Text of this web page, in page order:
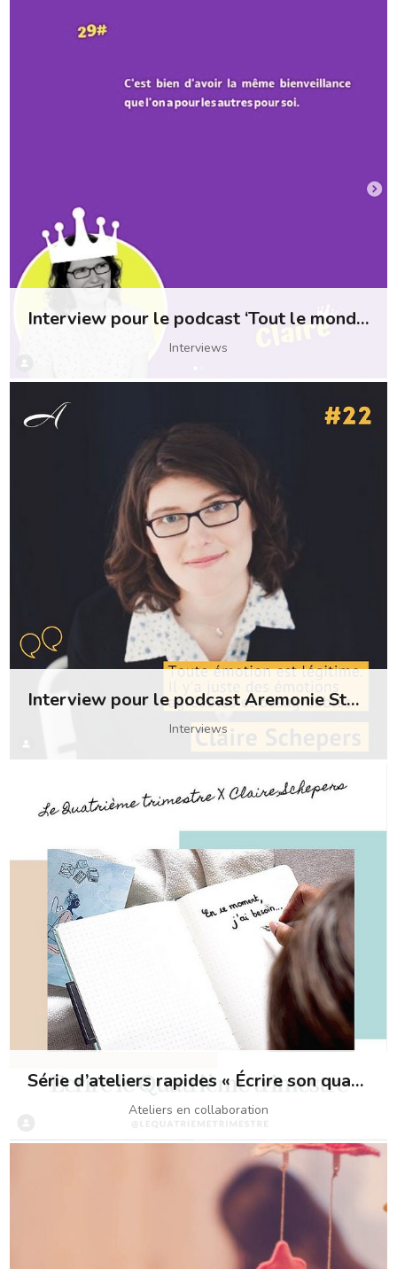
Interview pour le podcast ‘Tout le monde passe sur le trône’
Interviews
Interview pour le podcast Aremonie Stories
Interviews
Série d’ateliers rapides « Écrire son quatrième trimestre »
Ateliers en collaboration